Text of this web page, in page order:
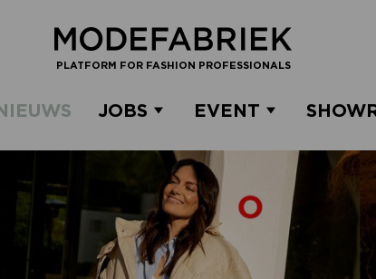
PLATFORM FOR FASHION PROFESSIONALS
JOBS EVENT